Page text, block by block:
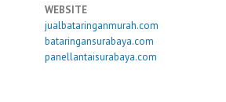
WEBSITE
jualbataringanmurah.com
bataringansurabaya.com
panellantaisurabaya.com